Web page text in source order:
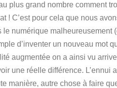
plus grand nombre comment
! C’est pour cela que nous
le numérique malheureusement
d’inventer un nouveau mot
augmentée on a ainsi vu
une réelle différence. L’ennui
manière, autre chose à faire